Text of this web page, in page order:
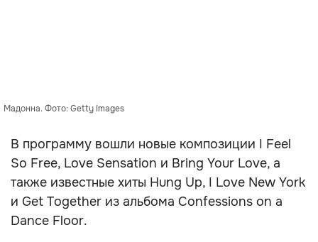
Мадонна. Фото: Getty Images
В программу вошли новые композиции I Feel
So Free, Love Sensation и Bring Your Love, а
также известные хиты Hung Up, I Love New York
и Get Together из альбома Confessions on a
Dance Floor.